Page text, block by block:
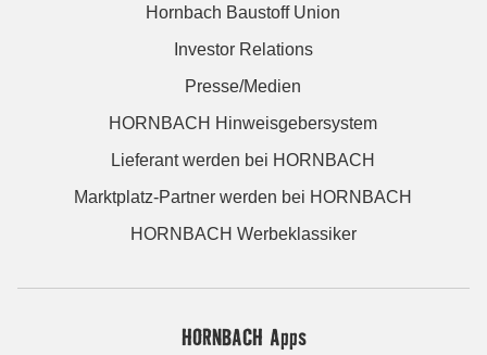
Hornbach Baustoff Union
Investor Relations
Presse/Medien
HORNBACH Hinweisgebersystem
Lieferant werden bei HORNBACH
Marktplatz-Partner werden bei HORNBACH
HORNBACH Werbeklassiker
HORNBACH Apps